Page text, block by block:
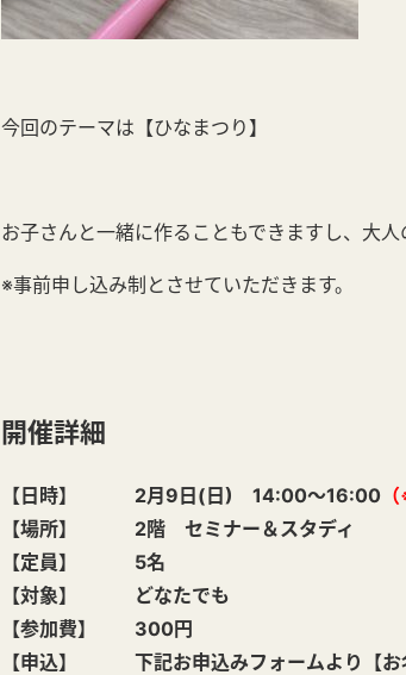
今回のテーマは【ひなまつり】
お子さんと一緒に作ることもできますし、大
※事前申し込み制とさせていただきます。
開催詳細
【日時】 2月9日(日) 14:00～16:00
【場所】 2階 セミナー＆スタディ
【定員】 5名
【対象】 どなたでも
【参加費】 300円
【申込】 下記お申込みフォームより【お